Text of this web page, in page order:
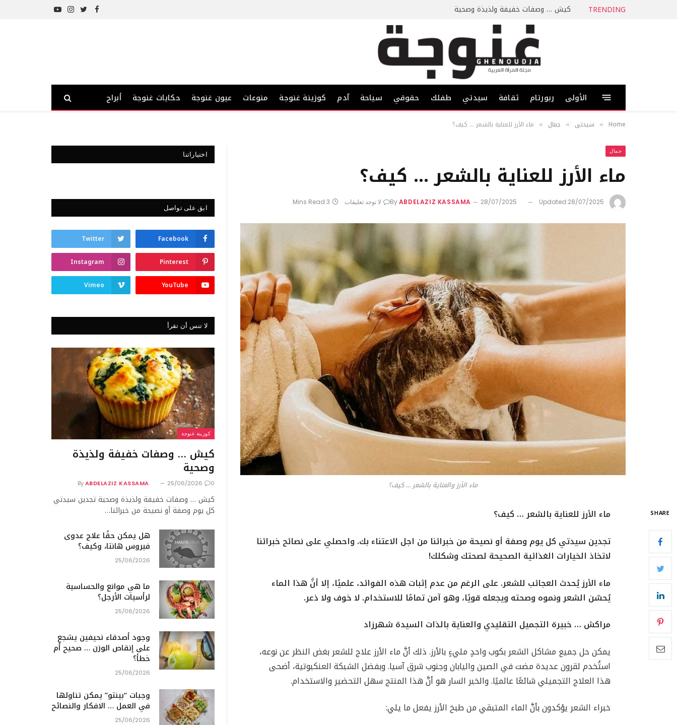
TRENDING كيش … وصفات خفيفة ولذيذة وصحية Facebook
Twitter
Instagram
YouTube
الأولى ربورتام ثقافة سيدتي طفلك حقوقي سياحة آدم كوزينة غنوجة منوعات عيون غنوجة حكايات غنوجة أبراج
Home
» سيدتي » جمال » ماء الأرز للعناية بالشعر … كيف؟
جمال
ماء الأرز للعناية بالشعر … كيف؟
ByABDELAZIZ KASSAMA 28/07/2025 Updated:28/07/2025 لا توجد تعليقات 3 Mins Read
ماء الأرز والعناية بالشعر ... كيف؟
SHARE
ماء الأرز للعناية بالشعر … كيف؟
تجدين سيدتي كل يوم وصفة أو نصيحة من خبرائنا من اجل الاعتناء بك. واحصلي على نصائح خبرائنا
لاتخاذ الخيارات الغذائية الصحيحة لصحتك وشكلك!
ماء الأرز يُحدث العجائب للشعر. على الرغم من عدم إثبات هذه الفوائد، علميًا، إلا أنَّ هذا الماء
يُحسّن الشعر ونموه وصحته ويجعله قويًا، وهو آمن تمامًا للاستخدام. لا خوف ولا ذعر.
مراكش … خبيرة التجميل التقليدي والعناية بالذات السيدة شهرزاد
يمكن حل جميع مشاكل الشعر بكوب واحدٍ مليءٍ بالأرز. ذلك أنَّ ماء الأرز علاج للشعر بغض النظر عن نوعه،
استُخدم لقرون عديدة مضت في الصين واليابان وجنوب شرق آسيا. وبفضل الشبكة العنكبوتية، أضحى
هذا العلاج التجميلي شائعًا عالميًا. والخبر السار هو أنَّ هذا المنتج سهل التحضير والاستخدام.
خبراء الشعر يؤكدون بأنَّ الماء المتبقي من طبخ الأرز يفعل ما يلي:
اختياراتنا
ابق على تواصل
Facebook
Twitter
Pinterest
Instagram
YouTube
Vimeo
لا تنس أن تقرأ
كوزينة غنوجة
كيش … وصفات خفيفة ولذيذة
وصحية
By ABDELAZIZ KASSAMA 25/06/2026 0
كيش … وصفات خفيفة ولذيذة وصحية تجدين سيدتي
كل يوم وصفة أو نصيحة من خبرائنا…
هل يمكن حقًا علاج عدوى
فيروس هانتا، وكيف؟
25/06/2026
ما هي موانع والحساسية
لرأسيات الأرجل؟
25/06/2026
وجود أصدقاء نحيفين يشجع
على إنقاص الوزن … صحيح أم
خطأ؟
25/06/2026
وجبات “بينتو” يمكن تناولها
في العمل … الافكار والنصائح
25/06/2026